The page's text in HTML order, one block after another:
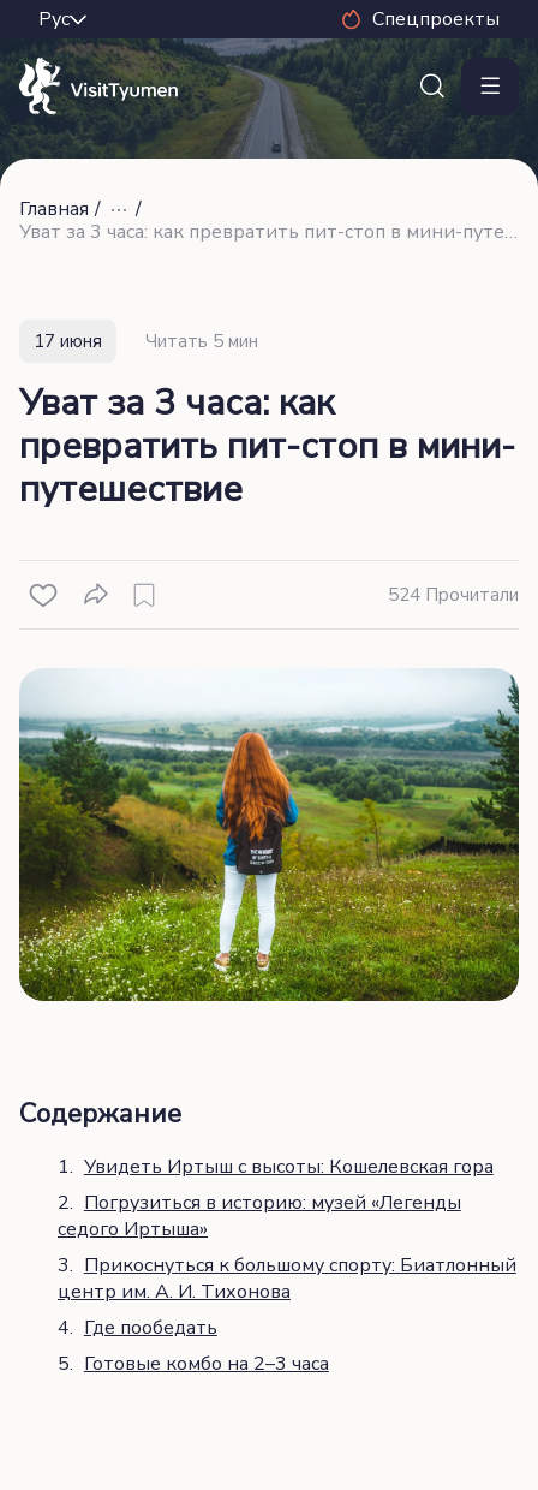
Спецпроекты
Главная /
/
Уват за 3 часа: как превратить пит-стоп в мини-путешествие
17 июня Читать 5 мин
Уват за 3 часа: как
превратить пит-стоп в мини-
путешествие
524 Прочитали
Содержание
Увидеть Иртыш с высоты: Кошелевская гора
Погрузиться в историю: музей «Легенды
седого Иртыша»
Прикоснуться к большому спорту: Биатлонный
центр им. А. И. Тихонова
Где пообедать
Готовые комбо на 2–3 часа